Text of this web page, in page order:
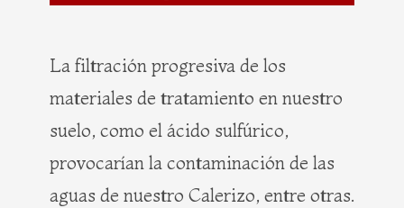
La filtración progresiva de los
materiales de tratamiento en nuestro
suelo, como el ácido sulfúrico,
provocarían la contaminación de las
aguas de nuestro Calerizo, entre otras.